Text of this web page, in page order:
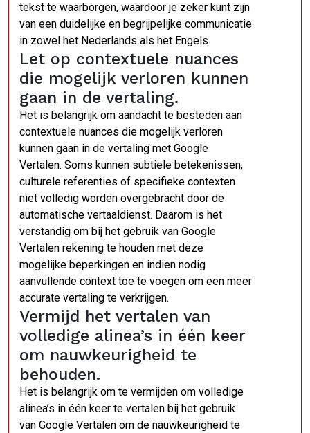
tekst te waarborgen, waardoor je zeker kunt zijn
van een duidelijke en begrijpelijke communicatie
in zowel het Nederlands als het Engels.
Let op contextuele nuances
die mogelijk verloren kunnen
gaan in de vertaling.
Het is belangrijk om aandacht te besteden aan
contextuele nuances die mogelijk verloren
kunnen gaan in de vertaling met Google
Vertalen. Soms kunnen subtiele betekenissen,
culturele referenties of specifieke contexten
niet volledig worden overgebracht door de
automatische vertaaldienst. Daarom is het
verstandig om bij het gebruik van Google
Vertalen rekening te houden met deze
mogelijke beperkingen en indien nodig
aanvullende context toe te voegen om een meer
accurate vertaling te verkrijgen.
Vermijd het vertalen van
volledige alinea’s in één keer
om nauwkeurigheid te
behouden.
Het is belangrijk om te vermijden om volledige
alinea’s in één keer te vertalen bij het gebruik
van Google Vertalen om de nauwkeurigheid te